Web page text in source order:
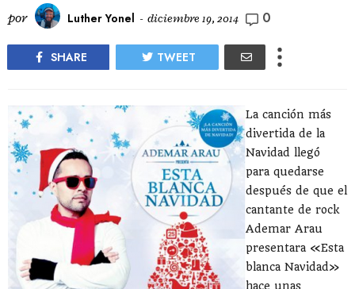
por Luther Yonel - diciembre 19, 2014 0
SHARE TWEET
La canción más
divertida de la
Navidad llegó
para quedarse
después de que el
cantante de rock
Ademar Arau
presentara «Esta
blanca Navidad»
hace unas